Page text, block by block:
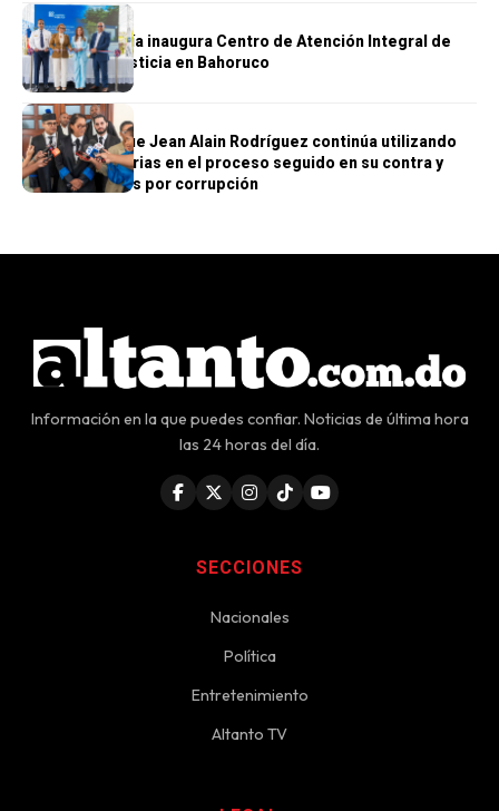
JUSTICIA
La Procuraduría inaugura Centro de Atención Integral de
Acceso a la Justicia en Bahoruco
JUSTICIA
MP asegura que Jean Alain Rodríguez continúa utilizando
tácticas dilatorias en el proceso seguido en su contra y
otros acusados por corrupción
Información en la que puedes confiar. Noticias de última hora
las 24 horas del día.
SECCIONES
Nacionales
Política
Entretenimiento
Altanto TV